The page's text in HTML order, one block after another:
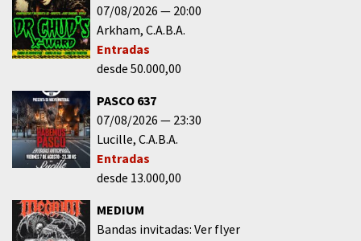
07/08/2026
20:00
Arkham C.A.B.A.
Entradas
desde 50.000,00
PASCO 637
07/08/2026
23:30
Lucille C.A.B.A.
Entradas
desde 13.000,00
MEDIUM
Bandas invitadas: Ver flyer